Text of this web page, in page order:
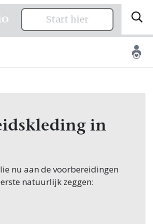
Start hier
in
nu aan de voorbereidingen
natuurlijk zeggen:
naar Gelegenheidskleding,